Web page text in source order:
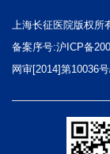
上海长征医院版权所
备案序号:沪ICP备
网审[2014]第10036